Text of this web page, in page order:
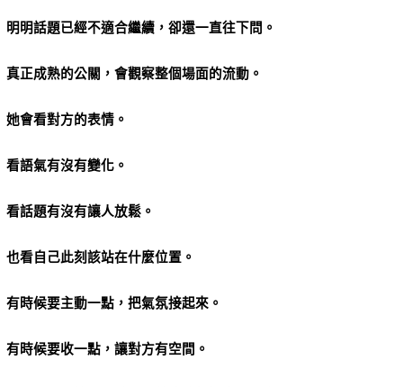
明明話題已經不適合繼續，卻還一直往下問。
真正成熟的公關，會觀察整個場面的流動。
她會看對方的表情。
看語氣有沒有變化。
看話題有沒有讓人放鬆。
也看自己此刻該站在什麼位置。
有時候要主動一點，把氣氛接起來。
有時候要收一點，讓對方有空間。